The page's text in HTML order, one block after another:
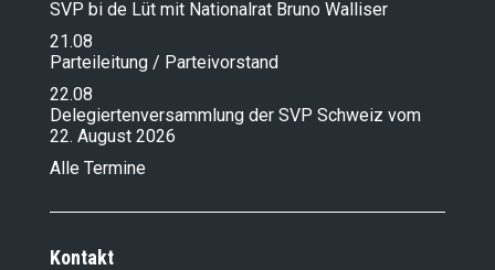
SVP bi de Lüt mit Nationalrat Bruno Walliser
21.08
Parteileitung / Parteivorstand
22.08
Delegiertenversammlung der SVP Schweiz vom
22. August 2026
Alle Termine
Kontakt